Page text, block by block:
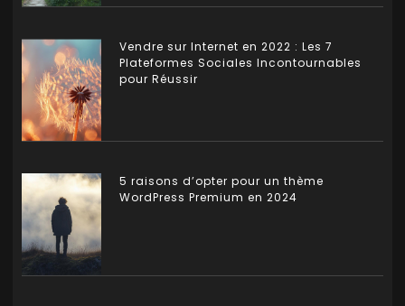
Vendre sur Internet en 2022 : Les 7
Plateformes Sociales Incontournables
pour Réussir
5 raisons d’opter pour un thème
WordPress Premium en 2024